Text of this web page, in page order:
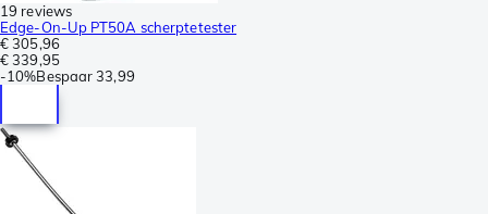
19 reviews
Edge-On-Up PT50A scherptetester
€ 305,96
€ 339,95
-10%Bespaar 33,99